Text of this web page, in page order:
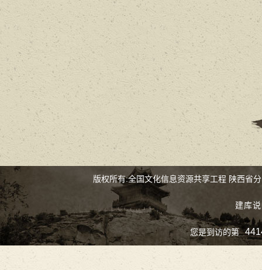
版权所有:全国文化信息资源共享工程 陕西省
建库
您是到访的第